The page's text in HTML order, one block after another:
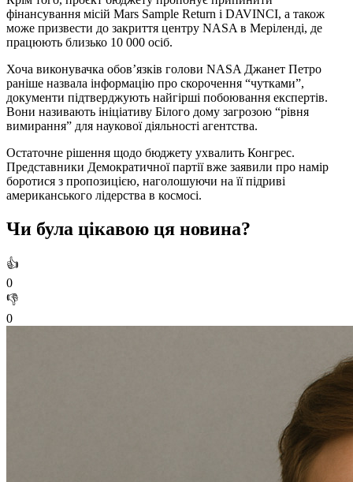
фінансування місій Mars Sample Return і DAVINCI, а також
може призвести до закриття центру NASA в Меріленді, де
працюють близько 10 000 осіб.
Хоча виконувачка обов’язків голови NASA Джанет Петро
раніше назвала інформацію про скорочення “чутками”,
документи підтверджують найгірші побоювання експертів.
Вони називають ініціативу Білого дому загрозою “рівня
вимирання” для наукової діяльності агентства.
Остаточне рішення щодо бюджету ухвалить Конгрес.
Представники Демократичної партії вже заявили про намір
боротися з пропозицією, наголошуючи на її підриві
американського лідерства в космосі.
Чи була цікавою ця новина?
👍
0
👎
0